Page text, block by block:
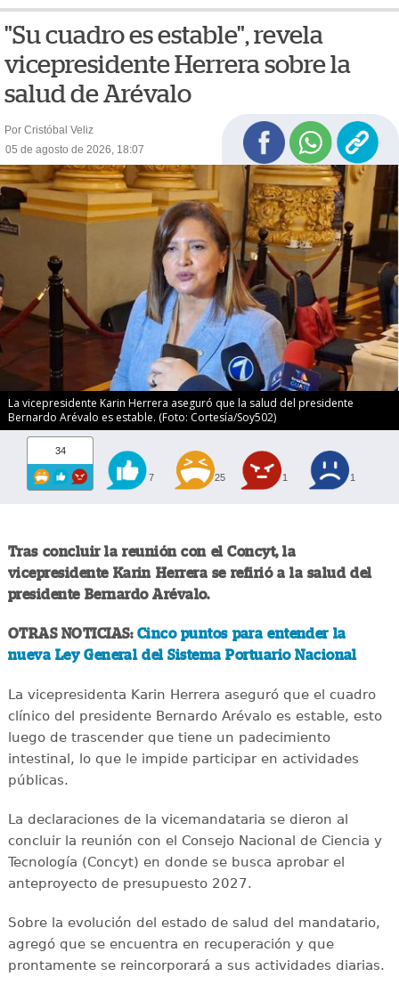
"Su cuadro es estable", revela
vicepresidente Herrera sobre la
salud de Arévalo
Por Cristóbal Veliz
05 de agosto de 2026, 18:07
La vicepresidente Karin Herrera aseguró que la salud del presidente
Bernardo Arévalo es estable. (Foto: Cortesía/Soy502)
34
7 25 1 1
Tras concluir la reunión con el Concyt, la
vicepresidente Karin Herrera se refirió a la salud del
presidente Bernardo Arévalo.
OTRAS NOTICIAS: Cinco puntos para entender la
nueva Ley General del Sistema Portuario Nacional
La vicepresidenta Karin Herrera aseguró que el cuadro
clínico del presidente Bernardo Arévalo es estable, esto
luego de trascender que tiene un padecimiento
intestinal, lo que le impide participar en actividades
públicas.
La declaraciones de la vicemandataria se dieron al
concluir la reunión con el Consejo Nacional de Ciencia y
Tecnología (Concyt) en donde se busca aprobar el
anteproyecto de presupuesto 2027.
Sobre la evolución del estado de salud del mandatario,
agregó que se encuentra en recuperación y que
prontamente se reincorporará a sus actividades diarias.